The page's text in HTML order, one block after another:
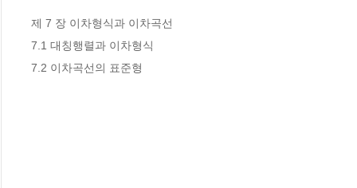
제 7 장 이차형식과 이차곡선
7.1 대칭행렬과 이차형식
7.2 이차곡선의 표준형